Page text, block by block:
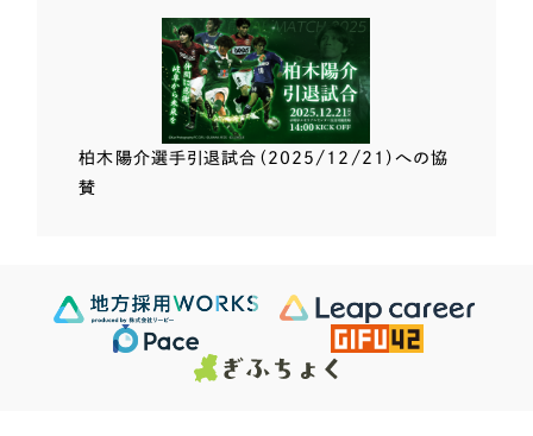
柏木陽介選手引退試合（2025/12/21）への協
賛